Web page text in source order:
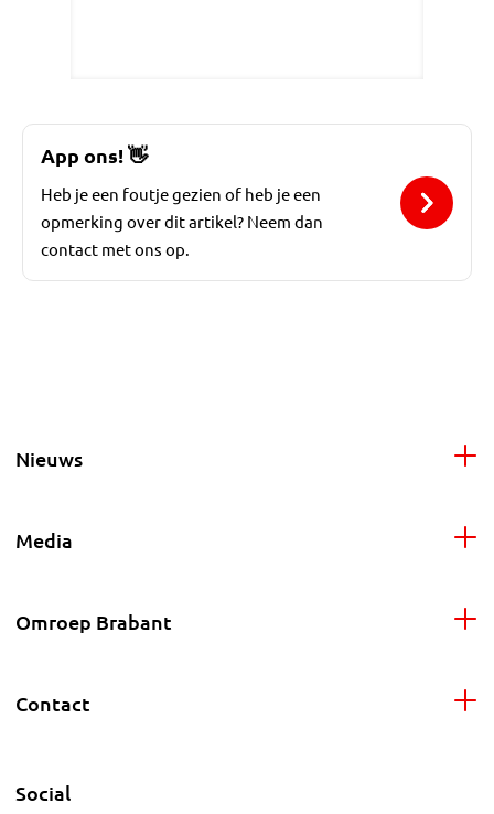
App ons!👋
Heb je een foutje gezien of heb je een
opmerking over dit artikel? Neem dan
contact met ons op.
Nieuws
Media
Omroep Brabant
Contact
Social